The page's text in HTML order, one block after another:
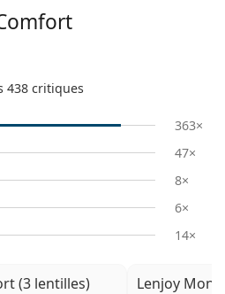
438 critiques
363×
47×
8×
6×
14×
(3 lentilles) Lenjoy